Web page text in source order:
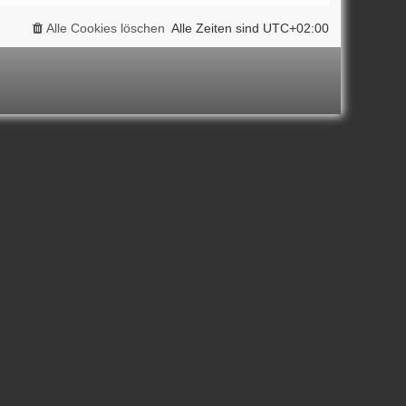
Alle Zeiten sind UTC+02:00
Alle Cookies löschen